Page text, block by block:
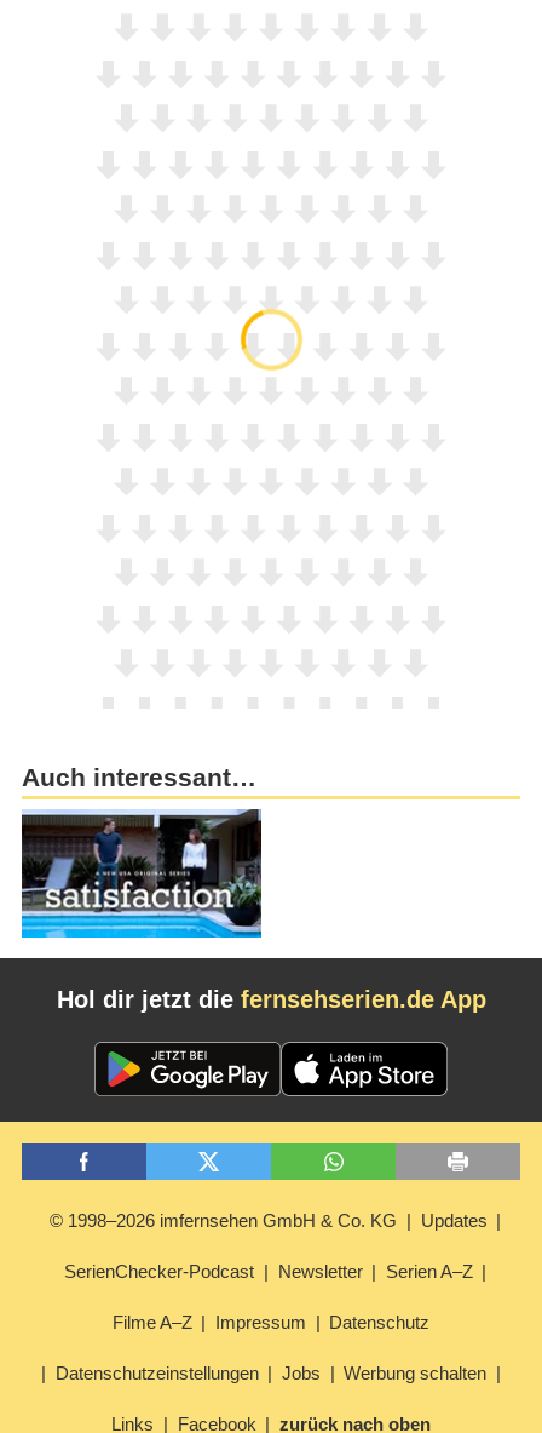
Auch interessant…
Hol dir jetzt die fernsehserien.de App
© 1998–2026 imfernsehen GmbH & Co. KG Updates
SerienChecker-Podcast Newsletter Serien A–Z
Filme A–Z Impressum Datenschutz
Datenschutzeinstellungen Jobs Werbung schalten
Links Facebook zurück nach oben